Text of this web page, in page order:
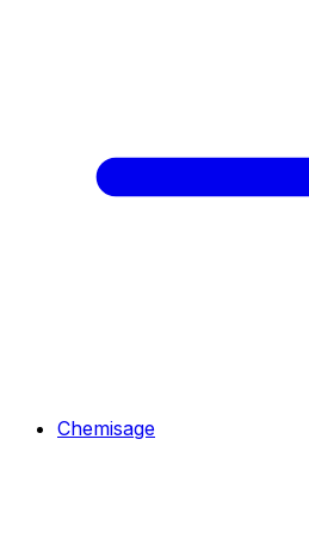
Chemisage